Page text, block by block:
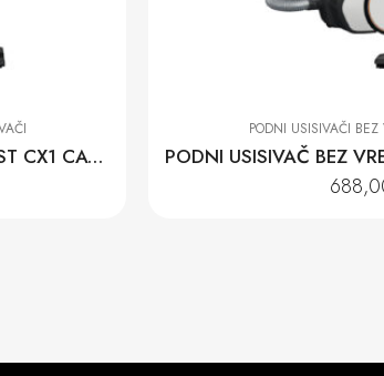
PODNI USISIVAČ BEZ VREĆICE BOOST CX1 CAT&DOG POWERLINE-SNCF0
PODNI USISIVAČI BEZ